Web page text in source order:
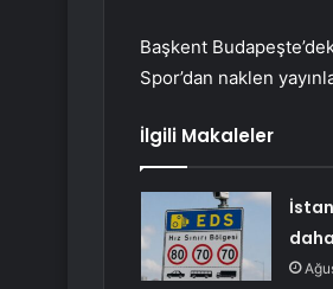
Başkent
Spor’dan naklen
İlgili Makaleler